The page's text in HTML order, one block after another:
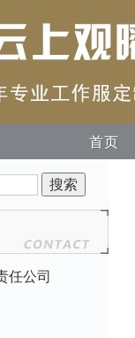
首页
任公司